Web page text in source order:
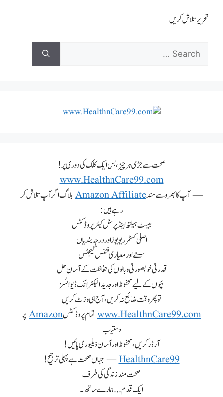
تحریر تلاش کریں
صحت سے جڑی ہر چیز، بس ایک کلک کی دوری پر!
www.HealthnCare99.com
— آپ کا بھروسے مندAmazon Affiliateبلاگ اگر آپ تلاش کر
رہے ہیں:
بیسٹ ہیلتھ اینڈ پرسنل کیئر پروڈکٹس
اصلی کسٹمر ریویوز اور درجہ بندیاں
سستے اور معیاری فٹنس گیجٹس
قدرتی خوبصورتی و بالوں کی حفاظت کے آسان حل
بچوں کے لیے محفوظ اور جدید الیکٹرانک ڈیوائسز
تو پھر وقت ضائع نہ کریں، آج ہی وزٹ کریں
www.HealthnCare99.com تمام پروڈکٹسAmazonپر
دستیاب
آرڈر کریں، محفوظ اور آسان ڈیلیوری پائیں!
HealthnCare99— جہاں صحت ہے پہلی ترجیح!
صحت مند زندگی کی طرف
ایک قدم... ہمارے ساتھ۔